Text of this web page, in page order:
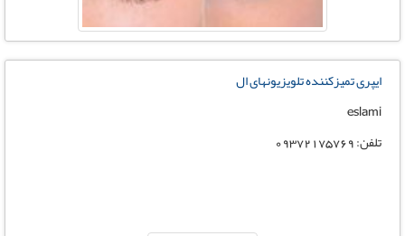
ایپری تمیزکننده تلویزیونهای ال
eslami
تلفن: 09372175769